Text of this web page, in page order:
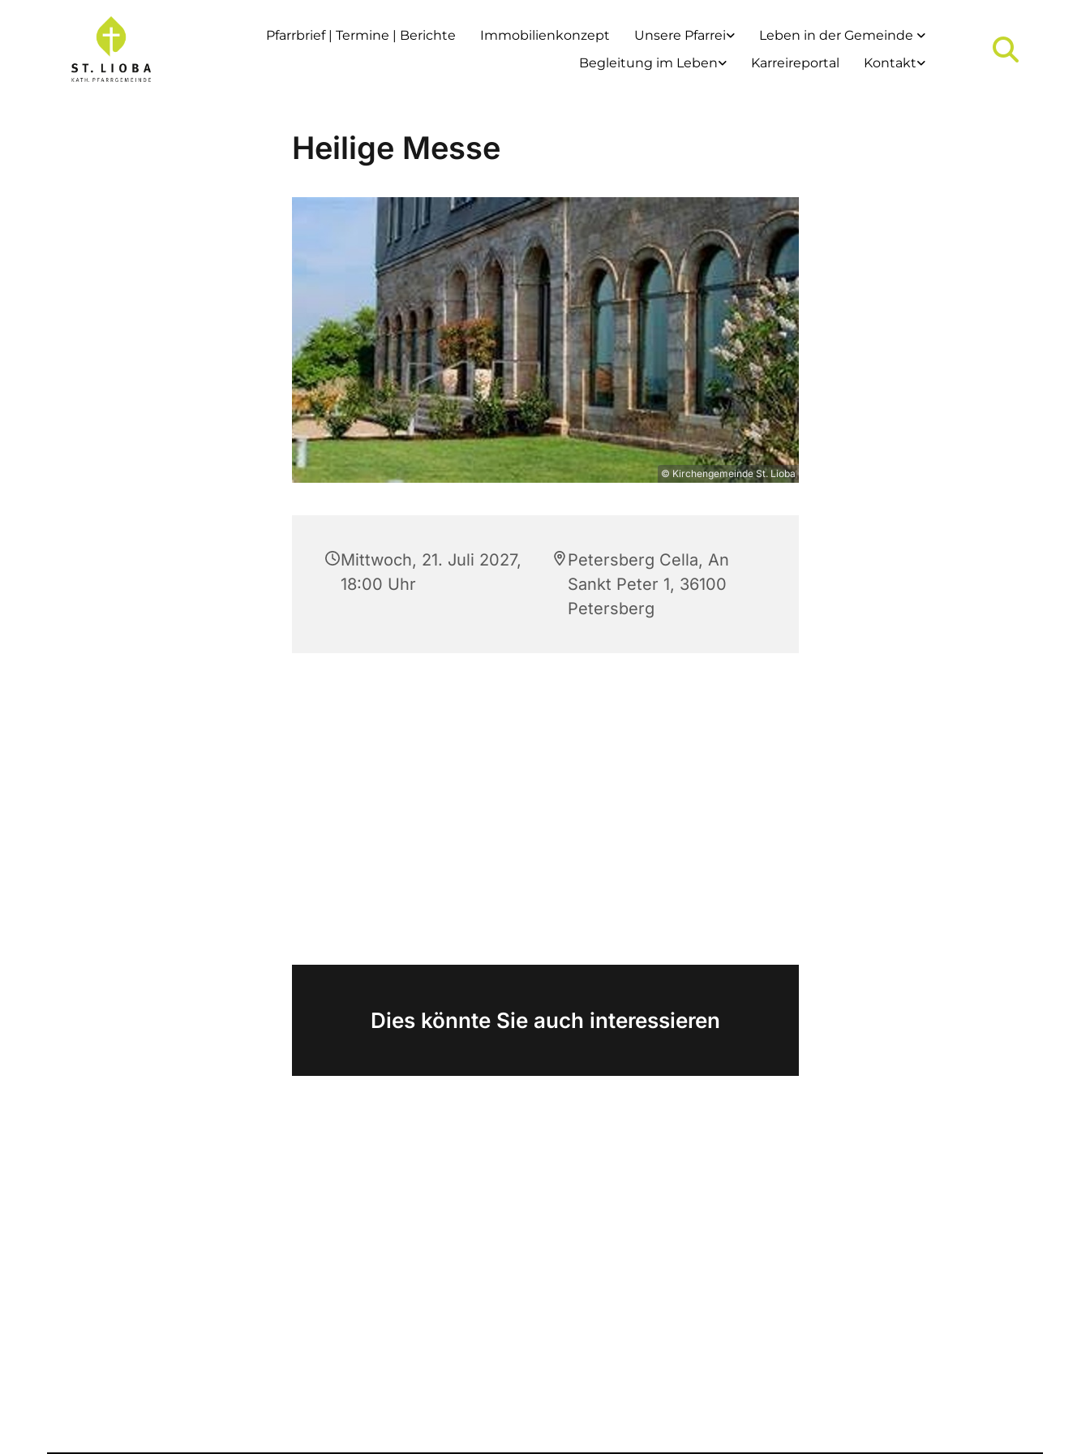
Pfarrbrief | Termine | Berichte Immobilienkonzept Unsere Pfarrei
Leben in der Gemeinde
Begleitung im Leben
Karreireportal Kontakt
Heilige Messe
© Kirchengemeinde St. Lioba
Mittwoch, 21. Juli 2027,
18:00 Uhr
Petersberg Cella, An
Sankt Peter 1, 36100
Petersberg
Dies könnte Sie auch interessieren